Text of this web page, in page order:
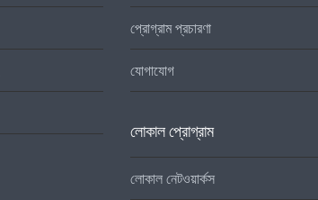
প্রোগ্রাম প্রচারণা
যোগাযোগ
লোকাল প্রোগ্রাম
লোকাল নেটওয়ার্কস